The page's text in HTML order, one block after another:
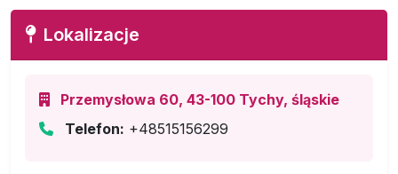
Lokalizacje
Przemysłowa 60, 43-100 Tychy, śląskie
Telefon: +48515156299